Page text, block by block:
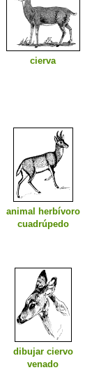
cierva
animal herbívoro
cuadrúpedo
dibujar ciervo
venado